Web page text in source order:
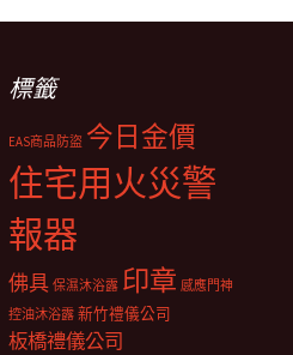
標籤
EAS商品防盜 今日金價
住宅用火災警
報器
佛具 保濕沐浴露 印章 感應門神
控油沐浴露 新竹禮儀公司
板橋禮儀公司